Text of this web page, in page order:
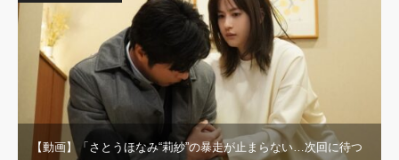
【動画】「さとうほなみ“莉紗”の暴走が止まらない…次回に待つ